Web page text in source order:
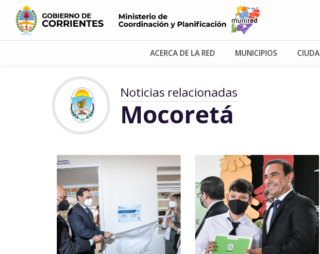
ACERCA DE LA RED MUNICIPIOS
Noticias relacionadas
Mocoretá